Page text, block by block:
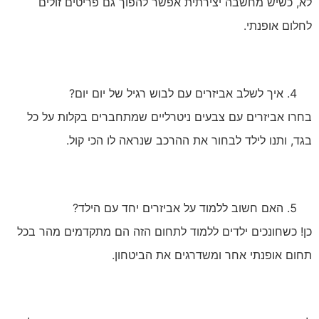
לחלום אופנתי.
איך לשלב אביזרים עם לבוש רגיל של יום יום?
בחרו אביזרים עם צבעים ניטרליים שמתחברים בקלות על כל
בגד, ותנו לילד לבחור את ההרכב שנראה לו הכי קול.
האם חשוב ללמוד על אביזרים יחד עם הילד?
כן! כשחונכים ילדים ללמוד לתחום הזה הם מתקדמים מהר בכל
תחום אופנתי אחר ומשדרגים את הביטחון.